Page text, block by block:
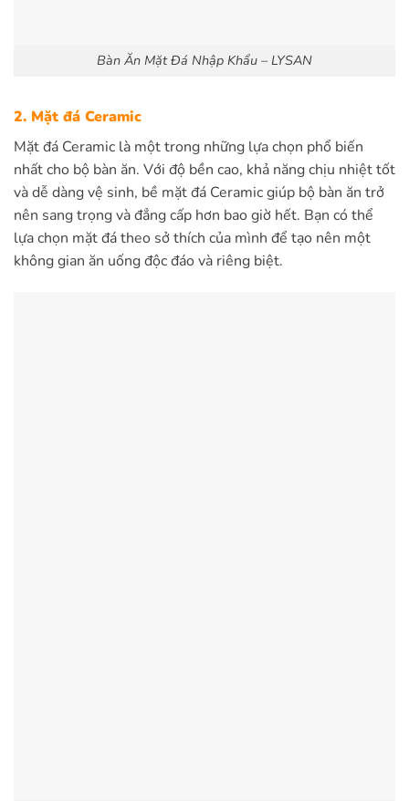
Bàn Ăn Mặt Đá Nhập Khẩu – LYSAN
2. Mặt đá Ceramic
Mặt đá Ceramic là một trong những lựa chọn phổ biến
nhất cho bộ bàn ăn. Với độ bền cao, khả năng chịu nhiệt tốt
và dễ dàng vệ sinh, bề mặt đá Ceramic giúp bộ bàn ăn trở
nên sang trọng và đẳng cấp hơn bao giờ hết. Bạn có thể
lựa chọn mặt đá theo sở thích của mình để tạo nên một
không gian ăn uống độc đáo và riêng biệt.